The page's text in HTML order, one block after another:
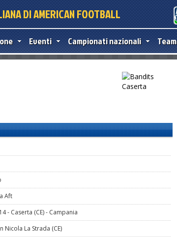
DI AMERICAN FOOTBALL
Eventi Campionati nazionali Team
Aft
- Caserta (CE) - Campania
Nicola La Strada (CE)